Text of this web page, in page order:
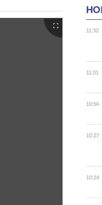
11:32
11:01
10:56
10:27
10:24